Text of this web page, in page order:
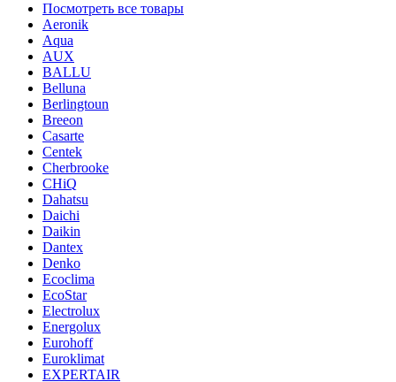
Посмотреть все товары
Aeronik
Aqua
AUX
BALLU
Belluna
Berlingtoun
Breeon
Casarte
Centek
Cherbrooke
CHiQ
Dahatsu
Daichi
Daikin
Dantex
Denko
Ecoclima
EcoStar
Electrolux
Energolux
Eurohoff
Euroklimat
EXPERTAIR